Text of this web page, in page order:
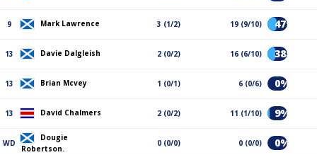
9 Mark Lawrence 3 (1/2) 19 (9/10) 47%
13 Davie Dalgleish 2 (0/2) 16 (6/10) 38%
13 Brian Mcvey 1 (0/1) 6 (0/6) 0%
13 David Chalmers 2 (0/2) 11 (1/10) 9%
WD
Dougie
Robertson.
0 (0/0) 0 (0/0) 0%